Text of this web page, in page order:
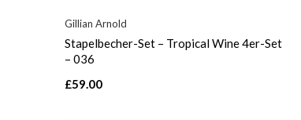
Gillian Arnold
Stapelbecher-Set – Tropical Wine 4er-Set
– 036
£59.00